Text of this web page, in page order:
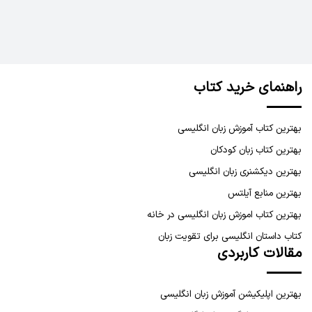
راهنمای خرید کتاب
بهترین کتاب آموزش زبان انگلیسی
بهترین کتاب زبان کودکان
بهترین دیکشنری زبان انگلیسی
بهترین منابع آیلتس
بهترین کتاب اموزش زبان انگلیسی در خانه
کتاب داستان انگلیسی برای تقویت زبان
مقالات کاربردی
بهترین اپلیکیشن آموزش زبان انگلیسی